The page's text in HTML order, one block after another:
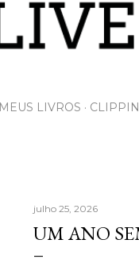
MEUS LIVROS
julho 25, 2026
UM ANO